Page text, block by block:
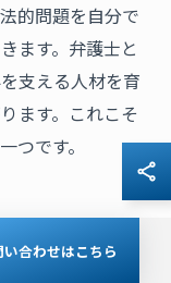
的問題を自分で
ます。弁護士と
支える人材を育
ます。これこそ
つです。
士の魅力を
い合わせはこちら